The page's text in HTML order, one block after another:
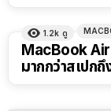
1.2k ดู
MacBook Air
มากกว่าสเปก